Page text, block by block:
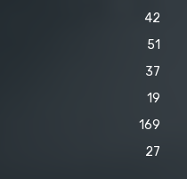
42
51
37
19
169
27